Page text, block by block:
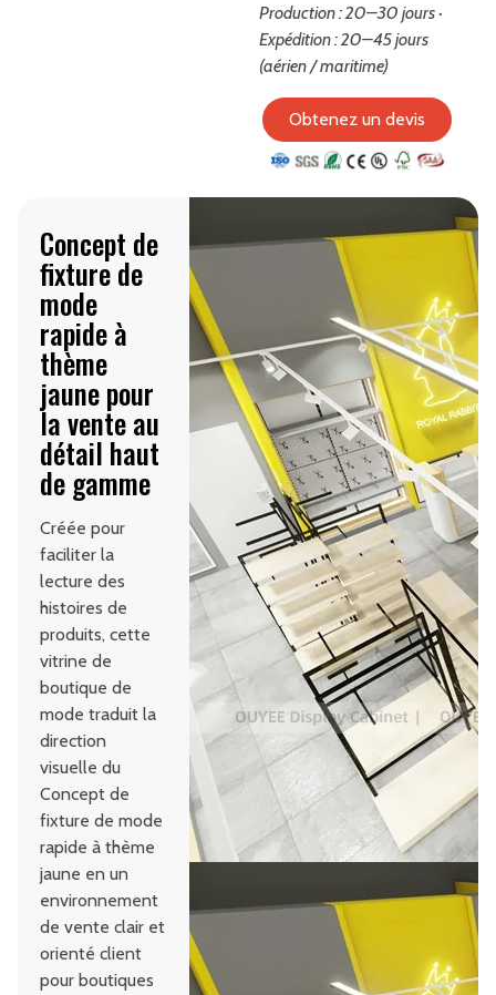
Production : 20–30 jours ·
Expédition : 20–45 jours
(aérien / maritime)
Obtenez un devis
Concept de
fixture de
mode
rapide à
thème
jaune pour
la vente au
détail haut
de gamme
Créée pour
faciliter la
lecture des
histoires de
produits, cette
vitrine de
boutique de
mode traduit la
direction
visuelle du
Concept de
fixture de mode
rapide à thème
jaune en un
environnement
de vente clair et
orienté client
pour boutiques